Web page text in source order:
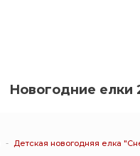
Новогодние елки
Детская новогодняя елка